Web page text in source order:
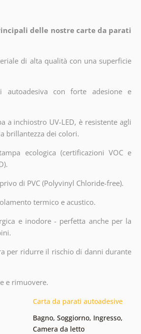
delle nostre carte da parati
di alta qualità con una superficie
autoadesiva con forte adesione e
a inchiostro UV-LED, è resistente agli
brillantezza dei colori.
ecologica (certificazioni VOC e
di PVC (Polyvinyl Chloride-free).
termico e acustico.
e inodore - perfetta anche per la
per ridurre il rischio di danni durante
e rimuovere.
Carta da parati autoadesive
Bagno, Soggiorno, Ingresso,
Camera da letto